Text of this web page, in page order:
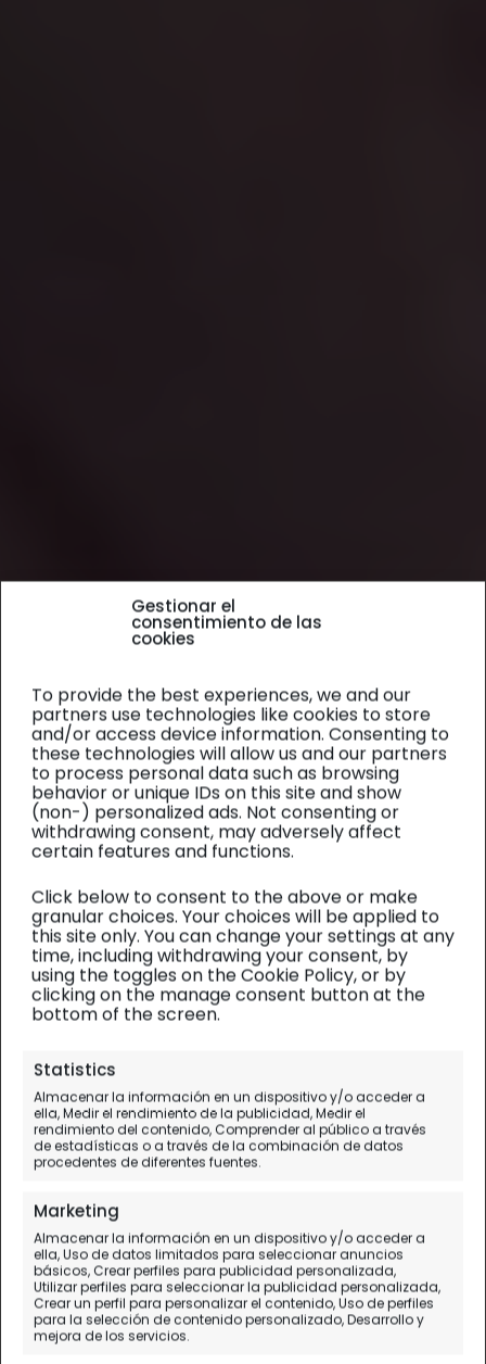
Gestionar el
consentimiento de las
cookies
To provide the best experiences, we and our
partners use technologies like cookies to store
and/or access device information. Consenting to
these technologies will allow us and our partners
to process personal data such as browsing
behavior or unique IDs on this site and show
(non-) personalized ads. Not consenting or
withdrawing consent, may adversely affect
certain features and functions.
Click below to consent to the above or make
granular choices. Your choices will be applied to
this site only. You can change your settings at any
time, including withdrawing your consent, by
using the toggles on the Cookie Policy, or by
clicking on the manage consent button at the
bottom of the screen.
Statistics
Almacenar la información en un dispositivo y/o acceder a
ella, Medir el rendimiento de la publicidad, Medir el
rendimiento del contenido, Comprender al público a través
de estadísticas o a través de la combinación de datos
procedentes de diferentes fuentes.
Marketing
Almacenar la información en un dispositivo y/o acceder a
ella, Uso de datos limitados para seleccionar anuncios
básicos, Crear perfiles para publicidad personalizada,
Utilizar perfiles para seleccionar la publicidad personalizada,
Crear un perfil para personalizar el contenido, Uso de perfiles
para la selección de contenido personalizado, Desarrollo y
mejora de los servicios.
Riviera Maya y Yucatán
La isla de Cozumel, entre
peces de colores